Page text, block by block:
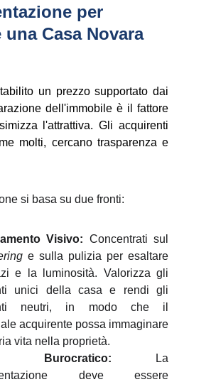
per
una Casa Novara
un prezzo supportato dai
dell'immobile è il fattore
l'attrattiva. Gli acquirenti
molti, cercano trasparenza e
si basa su due fronti:
Visivo: Concentrati sul
e sulla pulizia per esaltare
e la luminosità. Valorizza gli
unici della casa e rendi gli
neutri, in modo che il
acquirente possa immaginare
vita nella proprietà.
Burocratico: La
deve essere